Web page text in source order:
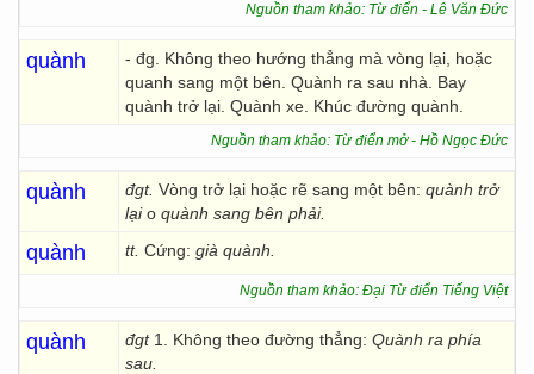
Nguồn tham khảo: Từ điển - Lê Văn Đức
quành
- đg. Không theo hướng thẳng mà vòng lại, hoặc
quanh sang một bên. Quành ra sau nhà. Bay
quành trở lại. Quành xe. Khúc đường quành.
Nguồn tham khảo: Từ điển mở - Hồ Ngọc Đức
quành đgt. Vòng trở lại hoặc rẽ sang một bên: quành trở
lạio quành sang bên phải.
quành tt. Cứng: già quành.
Nguồn tham khảo: Đại Từ điển Tiếng Việt
quành đgt 1. Không theo đường thẳng: Quành ra phía
sau.